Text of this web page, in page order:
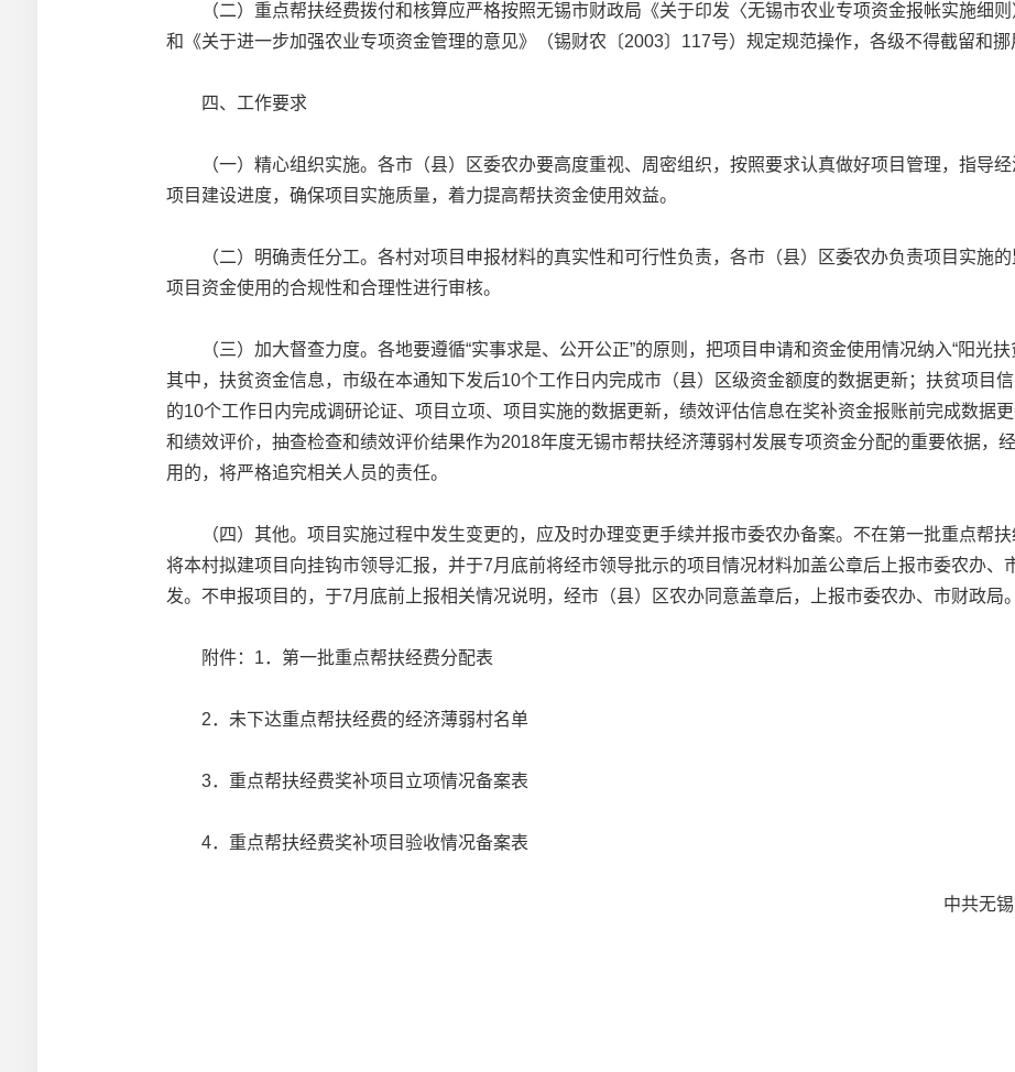
（二）重点帮扶经费拨付和核算应严格按照无锡市财政局《关于印发〈无锡市农业专项资金报帐实施细则
和《关于进一步加强农业专项资金管理的意见》（锡财农〔2003〕117号）规定规范操作，各级不得截留和挪
四、工作要求
（一）精心组织实施。各市（县）区委农办要高度重视、周密组织，按照要求认真做好项目管理，指导
项目建设进度，确保项目实施质量，着力提高帮扶资金使用效益。
（二）明确责任分工。各村对项目申报材料的真实性和可行性负责，各市（县）区委农办负责项目实施的
项目资金使用的合规性和合理性进行审核。
（三）加大督查力度。各地要遵循“实事求是、公开公正”的原则，把项目申请和资金使用情况纳入“阳光扶
其中，扶贫资金信息，市级在本通知下发后10个工作日内完成市（县）区级资金额度的数据更新；扶贫项目
的10个工作日内完成调研论证、项目立项、项目实施的数据更新，绩效评估信息在奖补资金报账前完成数据
和绩效评价，抽查检查和绩效评价结果作为2018年度无锡市帮扶经济薄弱村发展专项资金分配的重要依据，
用的，将严格追究相关人员的责任。
（四）其他。项目实施过程中发生变更的，应及时办理变更手续并报市委农办备案。不在第一批重点帮
将本村拟建项目向挂钩市领导汇报，并于7月底前将经市领导批示的项目情况材料加盖公章后上报市委农办、
发。不申报项目的，于7月底前上报相关情况说明，经市（县）区农办同意盖章后，上报市委农办、市财政局。
附件：1．第一批重点帮扶经费分配表
2．未下达重点帮扶经费的经济薄弱村名单
3．重点帮扶经费奖补项目立项情况备案表
4．重点帮扶经费奖补项目验收情况备案表
中共无锡